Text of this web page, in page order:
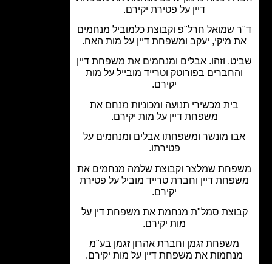
דיין על פטירת יקירם.
שמואל חרל"פ וקבוצת כלמוביל מנחמים
מיקי, יעקב ומשפחת דיין על מות האח.
וזהו. אבלים ומנחמים את משפחת דיין
בפורוטק וטרייד מובייל על מות
בית מכשירי תנועה ומכוניות מנחם את
משפחת דיין על מות יקירם.
מונשר ומשפחתו אבלים ומנחמים על
שמלצר וקבוצת שלמה מנחמים את
דיין וחברת טרייד מוביל על פטירת
סמל"ת מנחמת את משפחת דין על
מות יקירם.
משפחת זגמן וחברת אהרון זגמן בע"מ
את משפחת דיין על מות יקירם.